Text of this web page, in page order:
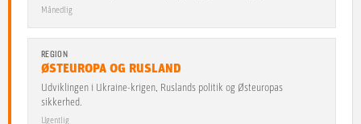
Månedlig
REGION
ØSTEUROPA OG RUSLAND
Udviklingen i Ukraine-krigen, Ruslands politik og Østeuropas
sikkerhed.
Ugentlig